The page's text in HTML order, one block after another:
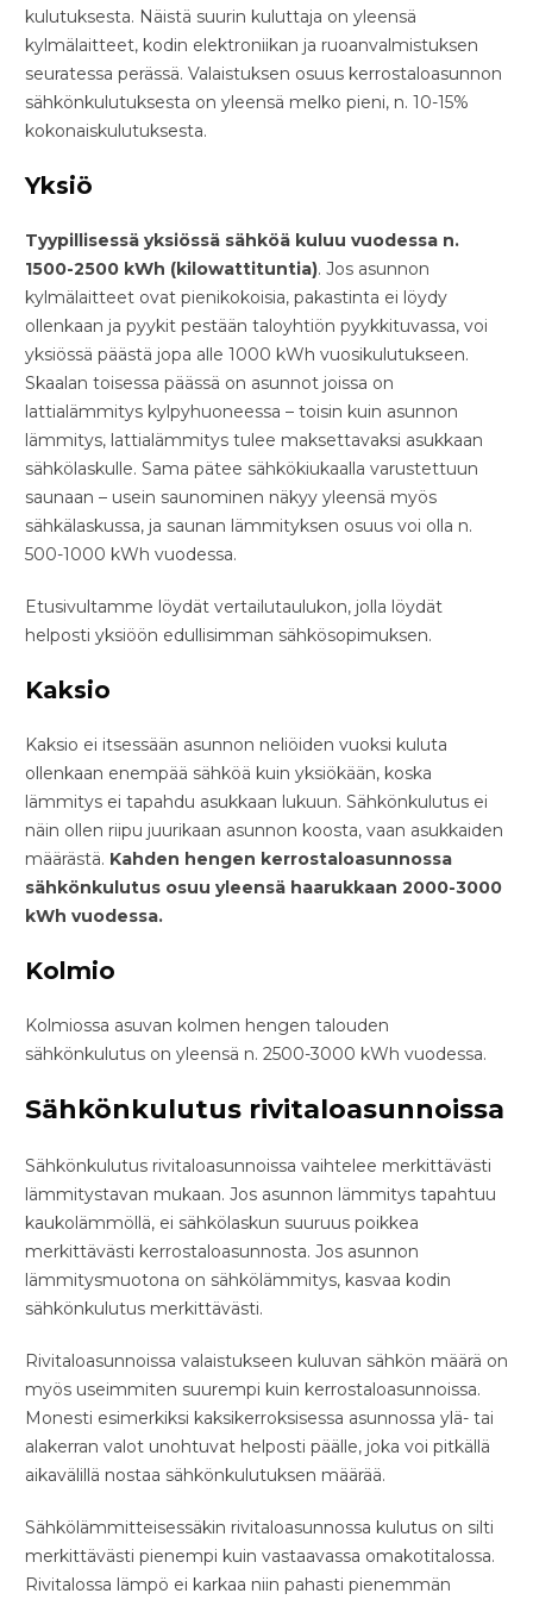
kulutuksesta. Näistä suurin kuluttaja on yleensä
kylmälaitteet, kodin elektroniikan ja ruoanvalmistuksen
seuratessa perässä. Valaistuksen osuus kerrostaloasunnon
sähkönkulutuksesta on yleensä melko pieni, n. 10-15%
kokonaiskulutuksesta.
Yksiö
Tyypillisessä yksiössä sähköä kuluu vuodessa n.
1500-2500 kWh (kilowattituntia). Jos asunnon
kylmälaitteet ovat pienikokoisia, pakastinta ei löydy
ollenkaan ja pyykit pestään taloyhtiön pyykkituvassa, voi
yksiössä päästä jopa alle 1000 kWh vuosikulutukseen.
Skaalan toisessa päässä on asunnot joissa on
lattialämmitys kylpyhuoneessa – toisin kuin asunnon
lämmitys, lattialämmitys tulee maksettavaksi asukkaan
sähkölaskulle. Sama pätee sähkökiukaalla varustettuun
saunaan – usein saunominen näkyy yleensä myös
sähkälaskussa, ja saunan lämmityksen osuus voi olla n.
500-1000 kWh vuodessa.
Etusivultamme löydät vertailutaulukon, jolla löydät
helposti yksiöön edullisimman sähkösopimuksen.
Kaksio
Kaksio ei itsessään asunnon neliöiden vuoksi kuluta
ollenkaan enempää sähköä kuin yksiökään, koska
lämmitys ei tapahdu asukkaan lukuun. Sähkönkulutus ei
näin ollen riipu juurikaan asunnon koosta, vaan asukkaiden
määrästä. Kahden hengen kerrostaloasunnossa
sähkönkulutus osuu yleensä haarukkaan 2000-3000
kWh vuodessa.
Kolmio
Kolmiossa asuvan kolmen hengen talouden
sähkönkulutus on yleensä n. 2500-3000 kWh vuodessa.
Sähkönkulutus rivitaloasunnoissa
Sähkönkulutus rivitaloasunnoissa vaihtelee merkittävästi
lämmitystavan mukaan. Jos asunnon lämmitys tapahtuu
kaukolämmöllä, ei sähkölaskun suuruus poikkea
merkittävästi kerrostaloasunnosta. Jos asunnon
lämmitysmuotona on sähkölämmitys, kasvaa kodin
sähkönkulutus merkittävästi.
Rivitaloasunnoissa valaistukseen kuluvan sähkön määrä on
myös useimmiten suurempi kuin kerrostaloasunnoissa.
Monesti esimerkiksi kaksikerroksisessa asunnossa ylä- tai
alakerran valot unohtuvat helposti päälle, joka voi pitkällä
aikavälillä nostaa sähkönkulutuksen määrää.
Sähkölämmitteisessäkin rivitaloasunnossa kulutus on silti
merkittävästi pienempi kuin vastaavassa omakotitalossa.
Rivitalossa lämpö ei karkaa niin pahasti pienemmän